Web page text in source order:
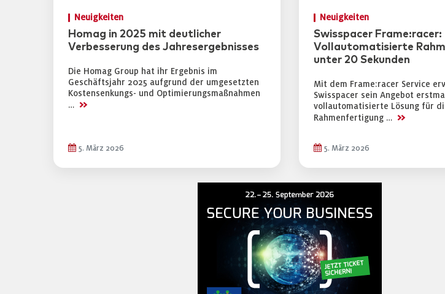
Neuigkeiten
Homag in 2025 mit deutlicher
Verbesserung des Jahresergebnisses
Die Homag Group hat ihr Ergebnis im
Geschäftsjahr 2025 aufgrund der umgesetzten
Kostensenkungs- und Optimierungsmaßnahmen
… >>
5. März 2026
Neuigkeiten
Swisspacer Frame:racer:
Vollautomatisierte
unter 20 Sekunden
Mit dem Frame:racer Service
Swisspacer sein Angebot
vollautomatisierte Lösung für
Rahmenfertigung … >>
5. März 2026